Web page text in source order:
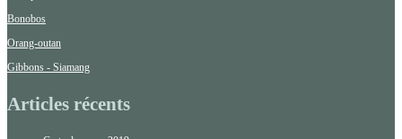
Bonobos
Orang-outan
Gibbons - Siamang
Articles récents